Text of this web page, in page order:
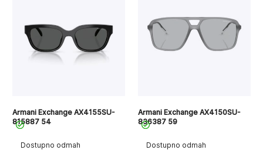
Dostupno odmah
Armani Exchange AX4155SU-
815887 54
Dostupno odmah
Armani Exchange AX4150SU-
836387 59